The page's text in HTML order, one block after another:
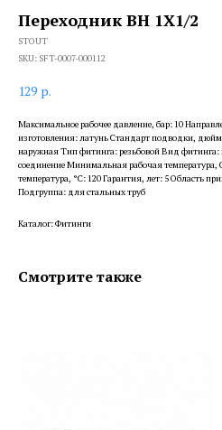
Переходник ВН 1X1/2
STOUT
SKU: SFT-0007-000112
129 р.
Максимальное рабочее давление, бар: 10
изготовления: латунь Стандарт подводки,
наружная Тип фитинга: резьбовой Вид фитинга:
соединение Минимальная рабочая
температура, °С: 120 Гарантия, лет: 5 Область
Подгруппа: для стальных труб
Каталог: Фитинги
Смотрите также